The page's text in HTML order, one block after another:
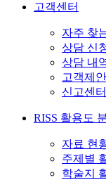
고객센터
자주 찾
상담 신
상담 내
고객제안
신고센터
RISS 활용도
자료 현
주제별
학술지